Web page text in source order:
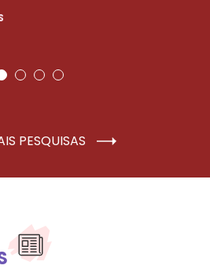
PESQUISAS